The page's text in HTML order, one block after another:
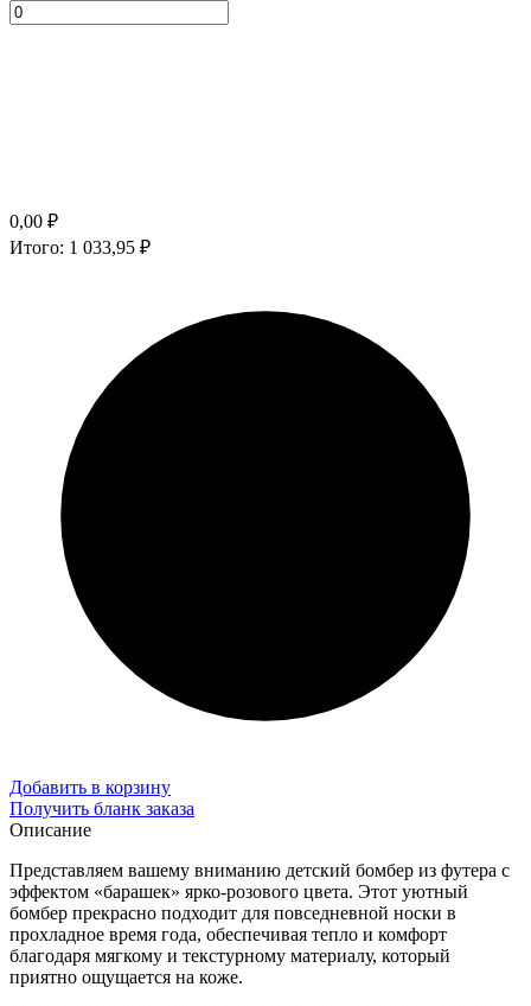
0,00 ₽
Итого: 1 033,95 ₽
Добавить в корзину
Получить бланк заказа
Описание
Представляем вашему вниманию детский бомбер из футера с
эффектом «барашек» ярко-розового цвета. Этот уютный
бомбер прекрасно подходит для повседневной носки в
прохладное время года, обеспечивая тепло и комфорт
благодаря мягкому и текстурному материалу, который
приятно ощущается на коже.